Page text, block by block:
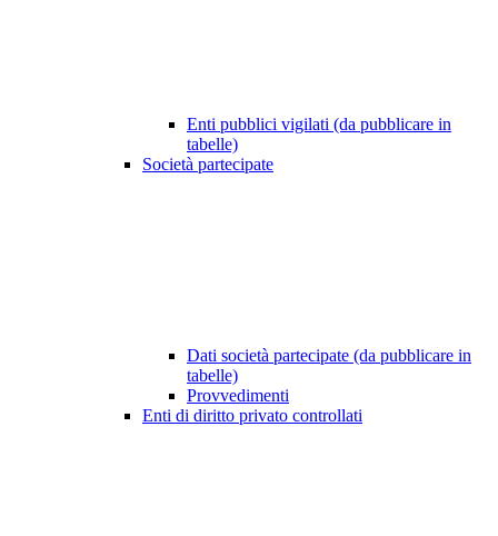
Enti pubblici vigilati (da pubblicare in
tabelle)
Società partecipate
Dati società partecipate (da pubblicare in
tabelle)
Provvedimenti
Enti di diritto privato controllati